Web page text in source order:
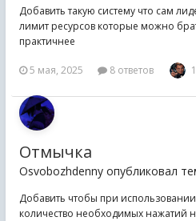
Добавить такую систему что сам
лимит ресурсов которые можно
практичнее
5 мая, 2025 8 ответов 1
Отмычка
Osvobozhdenny опубликовал
Добавить чтобы при
количество необходимых нажатий